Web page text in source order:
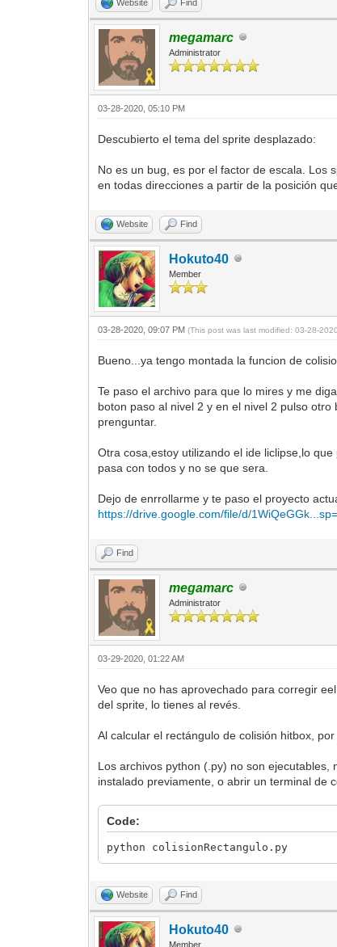
Website Find
megamarc
Administrator
03-28-2020, 05:10 PM
Descubierto el tema del sprite desplazado:
No es un bug, es por el factor de escala. Los
en todas direcciones a partir de la posición
Website Find
Hokuto40
Member
03-28-2020, 09:07 PM(This post was last modified: 03-28-
Bueno...ya tengo montada la funcion de
Te paso el archivo para que lo mires y me
boton paso al nivel 2 y en el nivel 2 pulso
prenguntar.
Otra cosa,estoy utilizando el ide liclipse,lo
pasa con todos y no se que sera.
Dejo de enrrollarme y te paso el proyecto
https://drive.google.com/file/d/
Find
megamarc
Administrator
03-29-2020, 01:22 AM
Veo que no has aprovechado para corregir
del sprite, lo tienes al revés.
Al calcular el rectángulo de colisión hitbox,
Los archivos python (.py) no son
instalado previamente, o abrir un terminal de
Code:
python colisionRectangulo.py
Website Find
Hokuto40
Member